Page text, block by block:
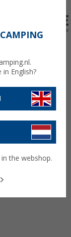
English?
the webshop.